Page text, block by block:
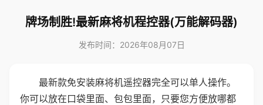
牌场制胜!最新麻将机程控器(万能解码器)
发布时间：2026年08月07日
最新款免安装麻将机遥控器完全可以单人操作。
你可以放在口袋里面、包包里面，只要您方便放哪都